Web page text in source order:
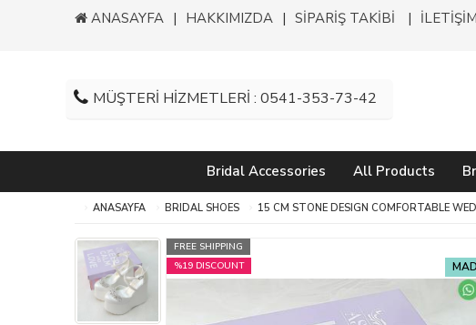
ANASAYFA HAKKIMIZDA SİPARİŞ TAKİBİ İLETİŞİM
MÜŞTERİ HİZMETLERİ : 0541-353-73-42
Bridal Accessories All Products
ANASAYFA BRIDAL SHOES 15 CM STONE DESIGN COMFORTABLE
FREE SHIPPING
%19 DISCOUNT